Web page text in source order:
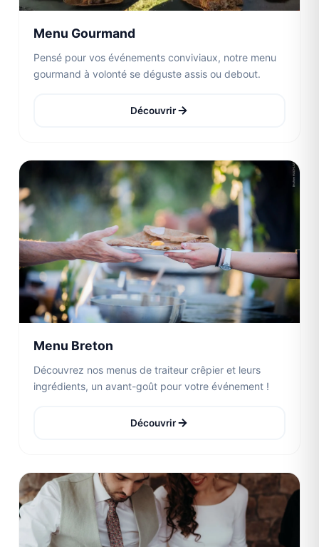
Menu Gourmand
Pensé pour vos événements conviviaux, notre menu
gourmand à volonté se déguste assis ou debout.
Découvrir
Menu Breton
Découvrez nos menus de traiteur crêpier et leurs
ingrédients, un avant-goût pour votre événement !
Découvrir